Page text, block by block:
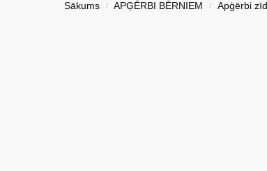
Sākums / APĢĒRBI BĒRNIEM / Apģērbi